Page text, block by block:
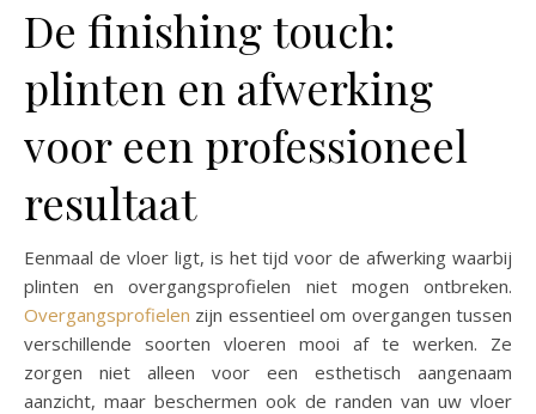
De finishing touch:
plinten en afwerking
voor een professioneel
resultaat
Eenmaal de vloer ligt, is het tijd voor de afwerking waarbij
plinten en overgangsprofielen niet mogen ontbreken.
Overgangsprofielen zijn essentieel om overgangen tussen
verschillende soorten vloeren mooi af te werken. Ze
zorgen niet alleen voor een esthetisch aangenaam
aanzicht, maar beschermen ook de randen van uw vloer